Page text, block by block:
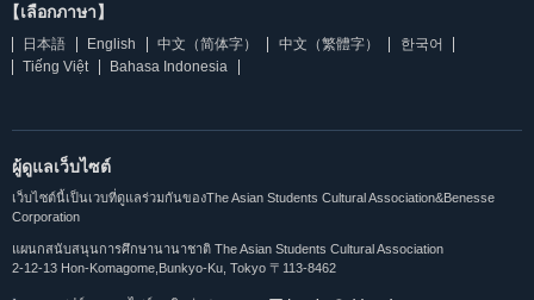
【เลือกภาษา】
日本語 English 中文（简体字） 中文（繁體字）
한국어
Tiếng Việt
Bahasa Indonesia
ผู้ดูแลเว็บไซต์
เว็บไซต์นี้เป็นเวบที่ดูแลร่วมกันของThe Asian Students Cultural Association&Benesse
Corporation
แผนกสนับสนุนการศึกษานานาชาติ The Asian Students Cultural Association
2-12-13 Hon-Komagome,Bunkyo-Ku, Tokyo 〒113-8462